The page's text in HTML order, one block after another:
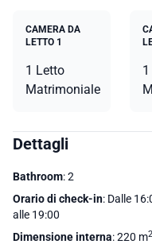
CAMERA DA
LETTO 1
1 Letto
Matrimoniale
Dettagli
Bathroom: 2
Orario di check-in: Dalle
alle 19:00
Dimensione interna: 220 m2